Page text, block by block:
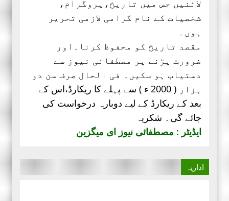
لائنیں جس میں تاریخ،پروگرام،
شخصیات کے نام گرامی لازمی تحریر
ہوں۔
مقصد تاریخ کو محفوظ کرنا۔اور
ضرورت پڑنے پر مصطفائی نیوز سے
دستیاب ہو سکیں۔ فی الحال صرف سن دو
ہزار ( 2000 ء ) سے پہلے کا ریکارڈ،
اس کے
بعد کے ریکارڈ کے لیے دوبارہ درخواست کی
جائے گی۔ شکریہ
ایڈیٹر : مصطفائی نیوز ای میگزین
اداریہ